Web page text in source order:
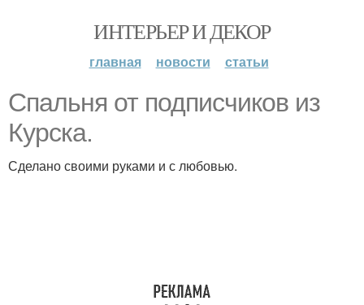
ИНТЕРЬЕР И ДЕКОР
главная новости статьи
Спальня от подписчиков из
Курска.
Сделано своими руками и с любовью.